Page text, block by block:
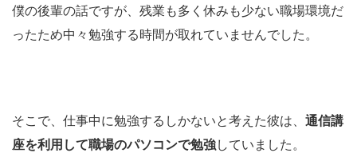
僕の後輩の話ですが、残業も多く休みも少ない職場環境だ
ったため中々勉強する時間が取れていませんでした。
そこで、仕事中に勉強するしかないと考えた彼は、 通信講
座を利用して職場のパソコンで勉強していました。